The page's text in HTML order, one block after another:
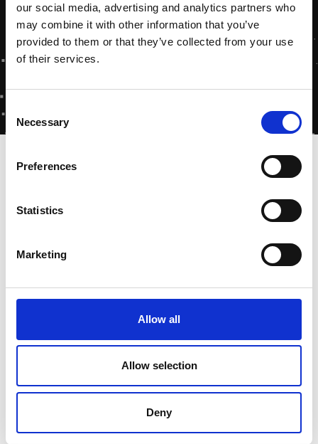
our social media, advertising and analytics partners who
may combine it with other information that you’ve
provided to them or that they’ve collected from your use
of their services.
Selection
Necessary
Preferences
Statistics
Marketing
Allow all
Allow selection
Deny
Home
Als het gaat over klimaatdoelstellingen ligt de
Ondertussen worden eenvoudige technologische
hoofd gezien. Zonde, want een bedrijf als
bijvoorbeeld Tata Steel heeft met de eenvoudige
installatie van contactloze magneetkoppelingen
een enorme kosten én gas/CO2-besparing
gerealiseerd.